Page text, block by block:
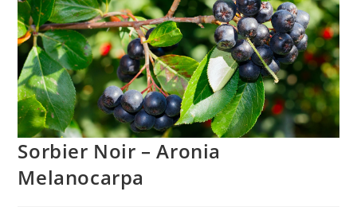
Sorbier Noir – Aronia
Melanocarpa